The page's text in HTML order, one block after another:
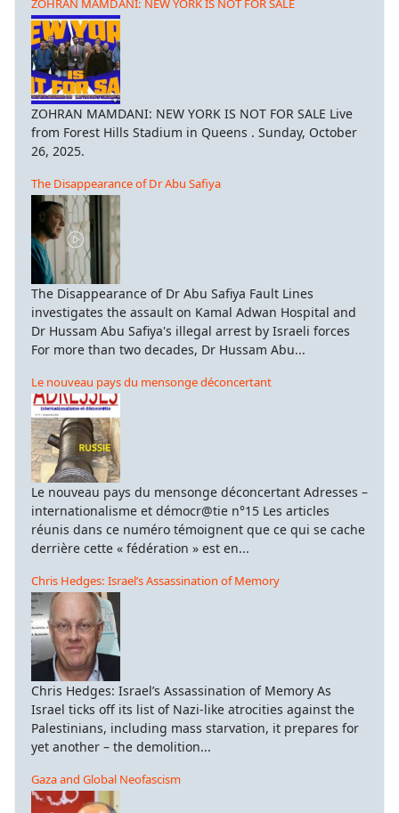
ZOHRAN MAMDANI: NEW YORK IS NOT FOR SALE
ZOHRAN MAMDANI: NEW YORK IS NOT FOR SALE Live
from Forest Hills Stadium in Queens . Sunday, October
26, 2025.
The Disappearance of Dr Abu Safiya
The Disappearance of Dr Abu Safiya Fault Lines
investigates the assault on Kamal Adwan Hospital and
Dr Hussam Abu Safiya's illegal arrest by Israeli forces
For more than two decades, Dr Hussam Abu...
Le nouveau pays du mensonge déconcertant
Le nouveau pays du mensonge déconcertant Adresses –
internationalisme et démocr@tie n°15 Les articles
réunis dans ce numéro témoignent que ce qui se cache
derrière cette « fédération » est en...
Chris Hedges: Israel’s Assassination of Memory
Chris Hedges: Israel’s Assassination of Memory As
Israel ticks off its list of Nazi-like atrocities against the
Palestinians, including mass starvation, it prepares for
yet another – the demolition...
Gaza and Global Neofascism